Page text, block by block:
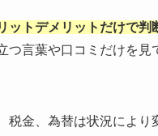
ットデメリットだけで
つ言葉や口コミだけを
税金、為替は状況によ